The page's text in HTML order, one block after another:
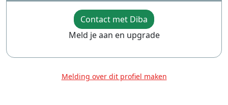
Contact met Diba
Meld je aan en upgrade
Melding over dit profiel maken